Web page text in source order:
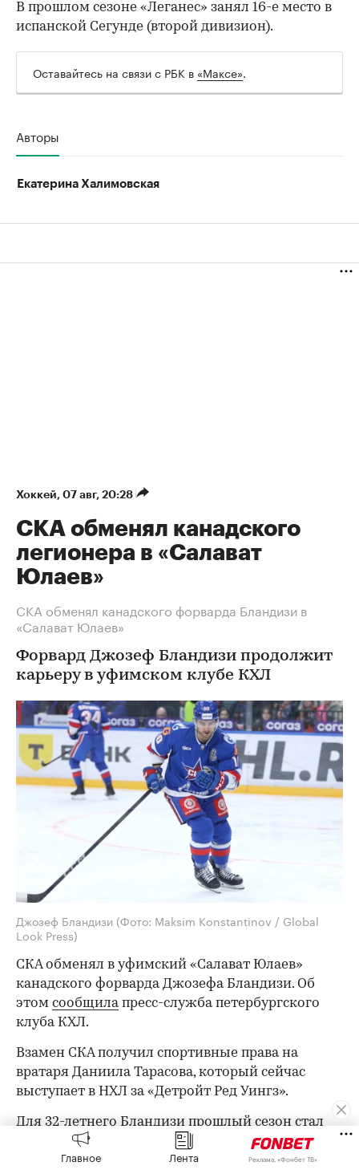
В прошлом сезоне «Леганес» занял 16-е место в
испанской Сегунде (второй дивизион).
Оставайтесь на связи с РБК в «Максе».
Авторы
Екатерина Халимовская
Хоккей⁠, 07 авг, 20:28
СКА обменял канадского
легионера в «Салават
Юлаев»
СКА обменял канадского форварда Бландизи в
«Салават Юлаев»
Форвард Джозеф Бландизи продолжит
карьеру в уфимском клубе КХЛ
Джозеф Бландизи (Фото: Maksim Konstantinov / Global
Look Press)
СКА обменял в уфимский «Салават Юлаев»
канадского форварда Джозефа Бландизи. Об
этом сообщилапресс-служба петербургского
клуба КХЛ.
Взамен СКА получил спортивные права на
вратаря Даниила Тарасова, который сейчас
выступает в НХЛ за «Детройт Ред Уингз».
Для 32-летнего Бландизи прошлый сезон стал
дебютным в КХЛ. Канадец в составе СКА провел
62 встречи в регулярном чемпионате и набрал
Главное Лента Реклама, «Фонбет ТВ»